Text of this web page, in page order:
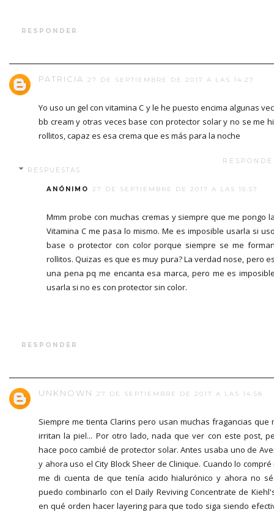
RESPONDER
PATRICIA 27 DE SEPTIEMBRE DE 2017 A LAS 14:27
Yo uso un gel con vitamina C y le he puesto encima algunas
bb cream y otras veces base con protector solar y no se me
rollitos, capaz es esa crema que es más para la noche
RESPUESTAS
ANÓNIMO 27 DE SEPTIEMBRE DE 2017 A LAS 15:57
Mmm probe con muchas cremas y siempre que me pongo
Vitamina C me pasa lo mismo. Me es imposible usarla si
base o protector con color porque siempre se me
rollitos. Quizas es que es muy pura? La verdad nose, pero
una pena pq me encanta esa marca, pero me es
usarla si no es con protector sin color.
RESPONDER
UNKNOWN 27 DE SEPTIEMBRE DE 2017 A LAS 14:58
Siempre me tienta Clarins pero usan muchas fragancias que
irritan la piel... Por otro lado, nada que ver con este post,
hace poco cambié de protector solar. Antes usaba uno de
y ahora uso el City Block Sheer de Clinique. Cuando lo compré
me di cuenta de que tenía acido hialurónico y ahora no
puedo combinarlo con el Daily Reviving Concentrate de
en qué orden hacer layering para que todo siga siendo